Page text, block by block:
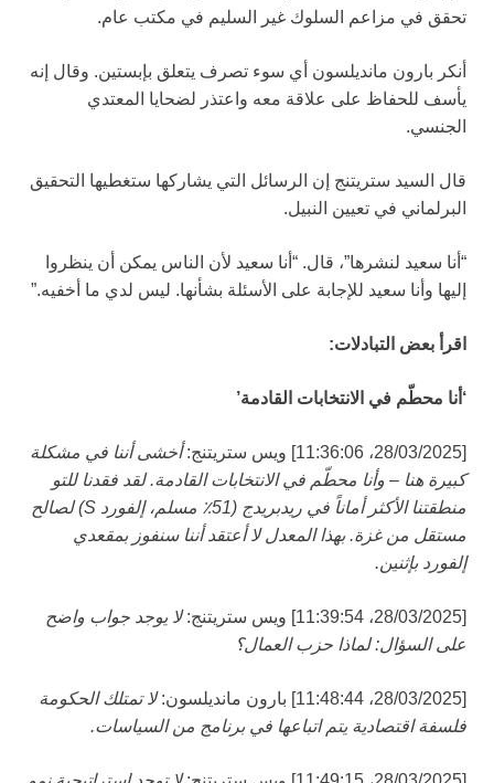
تحقق في مزاعم السلوك غير السليم في مكتب عام.
أنكر بارون مانديلسون أي سوء تصرف يتعلق بإبستين. وقال إنه
يأسف للحفاظ على علاقة معه واعتذر لضحايا المعتدي
الجنسي.
قال السيد ستريتنج إن الرسائل التي يشاركها ستغطيها التحقيق
البرلماني في تعيين النبيل.
“أنا سعيد لنشرها”، قال. “أنا سعيد لأن الناس يمكن أن ينظروا
إليها وأنا سعيد للإجابة على الأسئلة بشأنها. ليس لدي ما أخفيه.”
اقرأ بعض التبادلات:
‘أنا محطّم في الانتخابات القادمة’
[28/03/2025، 11:36:06] ويس ستريتنج:
أخشى أننا في مشكلة
كبيرة هنا – وأنا محطّم في الانتخابات القادمة. لقد فقدنا للتو
منطقتنا الأكثر أماناً في ريدبريدج (51٪ مسلم، إلفورد S) لصالح
مستقل من غزة. بهذا المعدل لا أعتقد أننا سنفوز بمقعدي
إلفورد بإثنين.
[28/03/2025، 11:39:54] ويس ستريتنج:
لا يوجد جواب واضح
على السؤال: لماذا حزب العمال؟
[28/03/2025، 11:48:44] بارون مانديلسون:
لا تمتلك الحكومة
فلسفة اقتصادية يتم اتباعها في برنامج من السياسات.